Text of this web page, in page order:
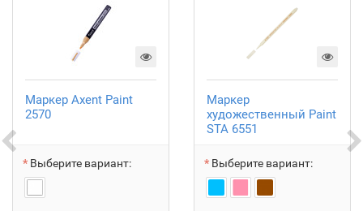
Маркер Axent Paint
2570
Выберите вариант:
Маркер
художественный Paint
STA 6551
Выберите вариант: